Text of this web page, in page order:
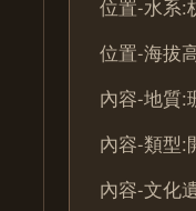
位置-水系:
位置-海拔
內容-地質:
內容-類型:
內容-文化